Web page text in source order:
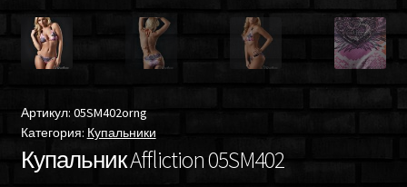
Артикул: 05SM402orng
Категория: Купальники
Купальник Affliction 05SM402